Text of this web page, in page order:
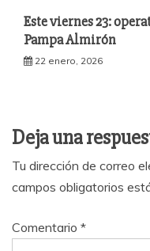
Este viernes 23:
Pampa Almirón
22 enero, 2026
Deja una
Tu dirección de correo
campos obligatorios
Comentario *